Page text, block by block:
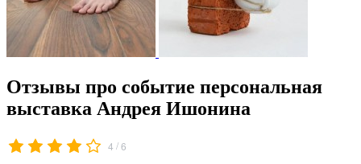
Отзывы про событие персональная
выставка Андрея Ишонина
4 /6